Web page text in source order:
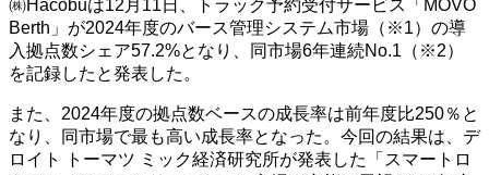
㈱Hacobuは12月11日、トラック予約受付サービス「MOVO
Berth」が2024年度のバース管理システム市場（※1）の導
入拠点数シェア57.2%となり、同市場6年連続No.1（※2）
を記録したと発表した。
また、2024年度の拠点数ベースの成長率は前年度比250％と
なり、同市場で最も高い成長率となった。今回の結果は、デ
ロイト トーマツ ミック経済研究所が発表した「スマートロ